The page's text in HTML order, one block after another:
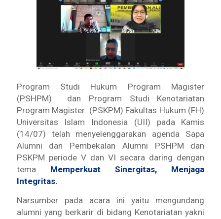
Program Studi Hukum Program Magister
(PSHPM) dan Program Studi Kenotariatan
Program Magister (PSKPM) Fakultas Hukum (FH)
Universitas Islam Indonesia (UII) pada Kamis
(14/07) telah menyelenggarakan agenda Sapa
Alumni dan Pembekalan Alumni PSHPM dan
PSKPM periode V dan VI secara daring dengan
temaMemperkuat Sinergitas, Menjaga
Integritas.
Narsumber pada acara ini yaitu mengundang
alumni yang berkarir di bidang Kenotariatan yakni